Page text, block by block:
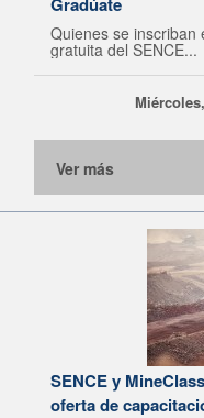
Quienes se
gratuita del SENCE...
Ver más
SENCE y
oferta de